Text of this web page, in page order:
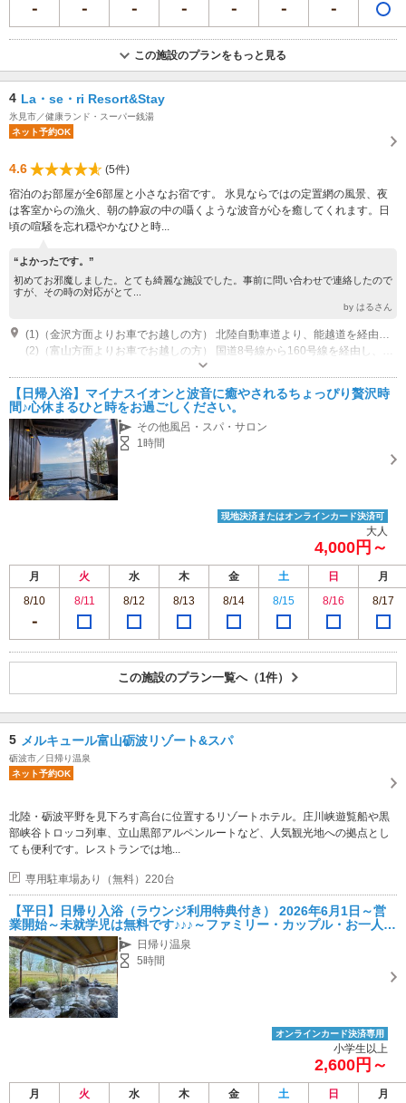
この施設のプランをもっと見る
4 La・se・ri Resort&Stay
氷見市／健康ランド・スーパー銭湯
ネット予約OK
4.6
(5件)
宿泊のお部屋が全6部屋と小さなお宿です。 氷見ならではの定置網の風景、夜
は客室からの漁火、朝の静寂の中の囁くような波音が心を癒してくれます。日
頃の喧騒を忘れ穏やかなひと時...
“よかったです。”
初めてお邪魔しました。とても綺麗な施設でした。事前に問い合わせで連絡したので
すが、その時の対応がとて...
by はるさん
(1)（金沢方面よりお車でお越しの方） 北陸自動車道より、能越道を経由し、氷見北インターを出て右折、160号線を左折し、道沿いに約7分。
営業時間：AM10:00~18:00 休館日：不定休
【日帰入浴】マイナスイオンと波音に癒やされるちょっぴり贅沢時
間♪心休まるひと時をお過ごしください。
その他風呂・スパ・サロン
1時間
現地決済またはオンラインカード決済可
大人
4,000円～
月 火 水 木 金 土 日
月
8/10
8/11 8/12 8/13 8/14 8/15 8/16 8/17
この施設のプラン一覧へ（1件）
5 メルキュール富山砺波リゾート&スパ
砺波市／日帰り温泉
ネット予約OK
北陸・砺波平野を見下ろす高台に位置するリゾートホテル。庄川峡遊覧船や黒
部峡谷トロッコ列車、立山黒部アルペンルートなど、人気観光地への拠点とし
ても便利です。レストランでは地...
専用駐車場あり（無料）220台
【平日】日帰り入浴（ラウンジ利用特典付き） 2026年6月1日～営
業開始～未就学児は無料です♪♪♪～ファミリー・カップル・お一人様
におすすめ～
日帰り温泉
5時間
オンラインカード決済専用
小学生以上
2,600円～
月 火 水 木 金 土 日 月